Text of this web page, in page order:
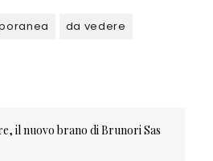
da vedere
il nuovo brano di Brunori Sas